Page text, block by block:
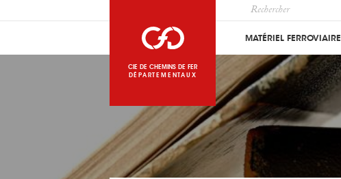
CIE DE CHEMINS DE FER
DÉPARTEMENTAUX
MATÉRIEL FERROVIAIRE